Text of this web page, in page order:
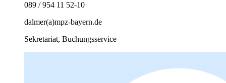
089 / 954 11 52-10
dalmer(a)mpz-bayern.de
Sekretariat, Buchungsservice